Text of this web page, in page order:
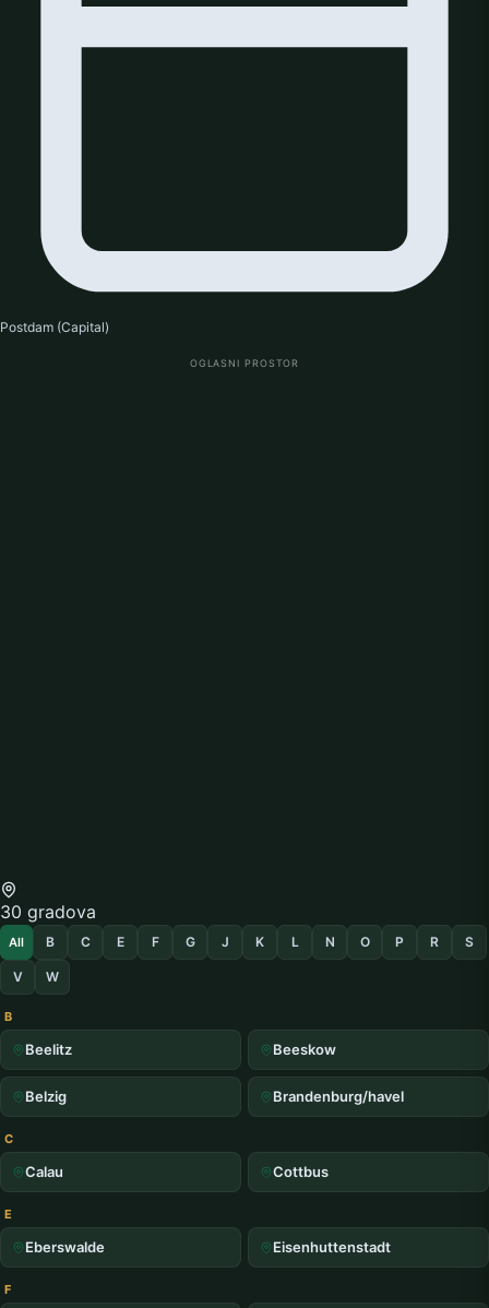
Postdam (Capital)
OGLASNI PROSTOR
30 gradova
All B C E F G J K L N O P R S
V W
B
Beelitz Beeskow
Belzig Brandenburg/havel
C
Calau Cottbus
E
Eberswalde Eisenhuttenstadt
F